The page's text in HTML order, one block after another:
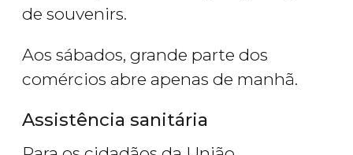
de souvenirs.
Aos sábados, grande parte dos
comércios abre apenas de manhã.
Assistência sanitária